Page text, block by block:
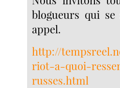
blogueurs qui
appel.
http://
riot-a-quoi-
russes.html